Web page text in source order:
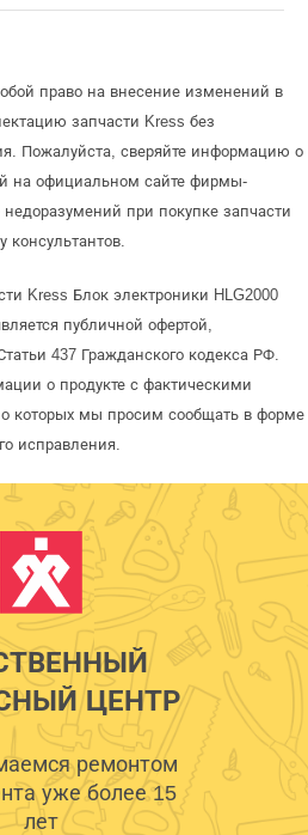
право на внесение изменений в
запчасти Kress без
Пожалуйста, сверяйте информацию о
на официальном сайте фирмы-
при покупке запчасти
консультантов.
Kress Блок электроники HLG2000
публичной офертой,
437 Гражданского кодекса РФ.
о продукте с фактическими
о которых мы просим сообщать в форме
исправления.
ЦЕНТР
ремонтом
уже более 15
лет